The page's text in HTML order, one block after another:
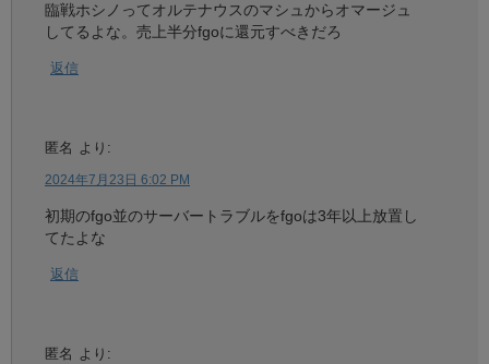
臨戦ホシノってオルテナウスのマシュからオマージュ
してるよな。売上半分fgoに還元すべきだろ
返信
匿名 より:
2024年7月23日 6:02 PM
初期のfgo並のサーバートラブルをfgoは3年以上放置し
てたよな
返信
匿名 より: